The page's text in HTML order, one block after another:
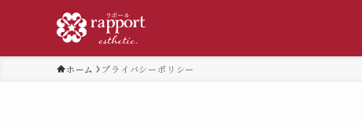
ホーム プライバシーポリシー